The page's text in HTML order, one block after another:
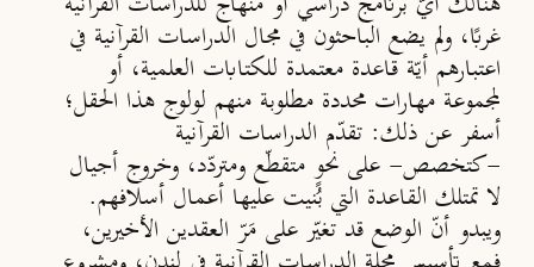
غربًا، ولم يضع الباحثون في مجال الدراسات القرآنية في
اعتبارهم أيّة قاعدة معتمدة للكتابات العلمية، أو
لمجموعة مهارات محددة مطلوبة منهم لولوج هذا الحقل؛
أسفر عن ذلك: تقدّم الدراسات القرآنية
-كتخصص- على نحوٍ متقطّع ومتردّد، وخروج أجيال
لا تمتلك القاعدة التي بُنيت عليها أعمال أسلافهم.
ويبدو أنّ الوضع قد تغيّر على مَرّ العقدين الأخيرين،